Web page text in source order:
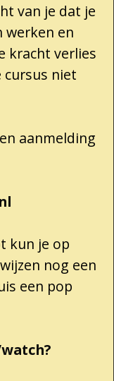
van je dat je
werken en
kracht verlies
cursus niet
aanmelding
kun je op
nog een
een pop